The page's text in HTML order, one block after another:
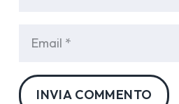
INVIA COMMENTO